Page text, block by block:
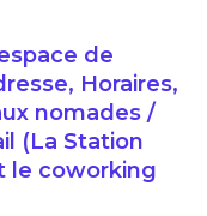
de
Horaires,
nomades /
(La Station
le coworking